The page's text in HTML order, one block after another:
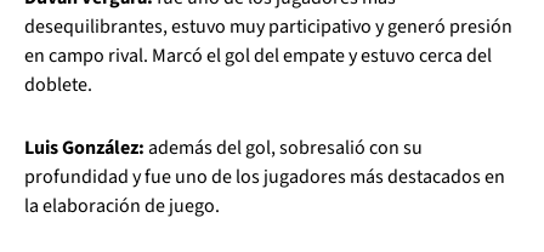
desequilibrantes, estuvo muy participativo y generó presión
en campo rival. Marcó el gol del empate y estuvo cerca del
doblete.
Luis González:además del gol, sobresalió con su
profundidad y fue uno de los jugadores más destacados en
la elaboración de juego.